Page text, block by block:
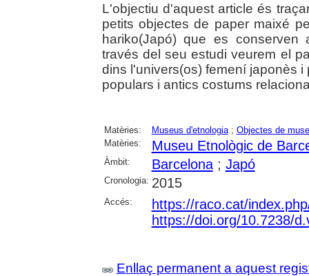
L'objectiu d'aquest article és
petits objectes de paper maixé
hariko(Japó) que es
través del seu estudi veurem el
dins l'univers(os) femení japonès
populars i antics costums
Matèries: Museus d'etnologia; Objectes de
Matèries:
Museu Etnològic de
Àmbit: Barcelona; Japó
Cronologia: 2015
Accés:
https://raco.cat/
https://doi.org/10.7238/
Enllaç permanent a aquest